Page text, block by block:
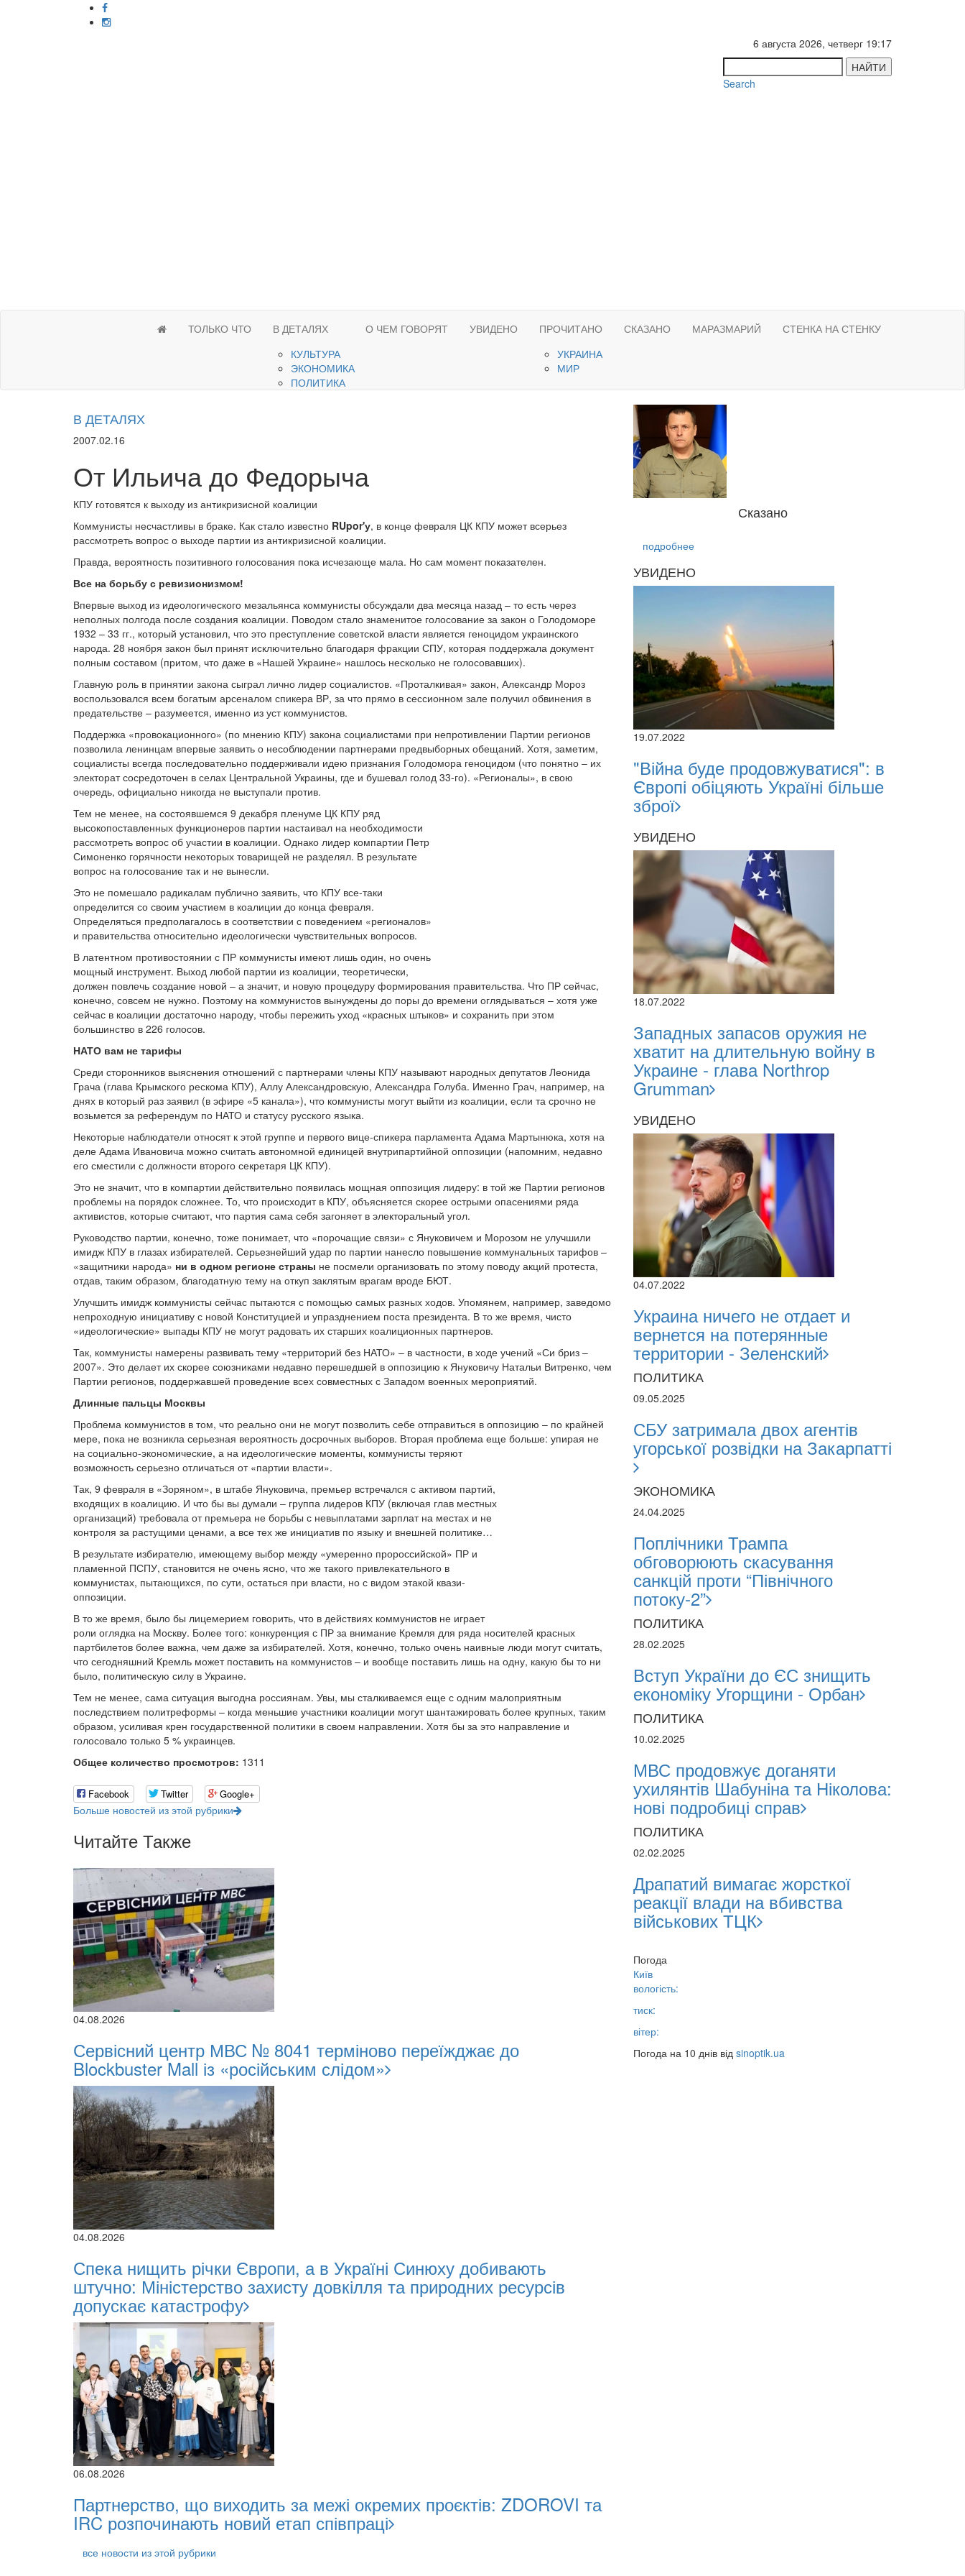
6 августа 2026, четверг 19:17
НАЙТИ
Search
ТОЛЬКО ЧТО
В ДЕТАЛЯХ
КУЛЬТУРА
ЭКОНОМИКА
ПОЛИТИКА
О ЧЕМ ГОВОРЯТ УВИДЕНО
ПРОЧИТАНО
УКРАИНА
МИР
СКАЗАНО МАРАЗМАРИЙ СТЕНКА НА СТЕНКУ
В ДЕТАЛЯХ
2007.02.16
От Ильича до Федорыча
КПУ готовятся к выходу из антикризисной коалиции
Коммунисты несчастливы в браке. Как стало известно RUpor'у, в конце февраля ЦК КПУ может всерьез
рассмотреть вопрос о выходе партии из антикризисной коалиции.
Правда, вероятность позитивного голосования пока исчезающе мала. Но сам момент показателен.
Все на борьбу с ревизионизмом!
Впервые выход из идеологического мезальянса коммунисты обсуждали два месяца назад – то есть через
неполных полгода после создания коалиции. Поводом стало знаменитое голосование за закон о Голодоморе
1932 – 33 гг., который установил, что это преступление советской власти является геноцидом украинского
народа. 28 ноября закон был принят исключительно благодаря фракции СПУ, которая поддержала документ
полным составом (притом, что даже в «Нашей Украине» нашлось несколько не голосовавших).
Главную роль в принятии закона сыграл лично лидер социалистов. «Проталкивая» закон, Александр Мороз
воспользовался всем богатым арсеналом спикера ВР, за что прямо в сессионном зале получил обвинения в
предательстве – разумеется, именно из уст коммунистов.
Поддержка «провокационного» (по мнению КПУ) закона социалистами при непротивлении Партии регионов
позволила ленинцам впервые заявить о несоблюдении партнерами предвыборных обещаний. Хотя, заметим,
социалисты всегда последовательно поддерживали идею признания Голодомора геноцидом (что понятно – их
электорат сосредоточен в селах Центральной Украины, где и бушевал голод 33-го). «Регионалы», в свою
очередь, официально никогда не выступали против.
Тем не менее, на состоявшемся 9 декабря пленуме ЦК КПУ ряд
высокопоставленных функционеров партии настаивал на необходимости
рассмотреть вопрос об участии в коалиции. Однако лидер компартии Петр
Симоненко горячности некоторых товарищей не разделял. В результате
вопрос на голосование так и не вынесли.
Это не помешало радикалам публично заявить, что КПУ все-таки
определится со своим участием в коалиции до конца февраля.
Определяться предполагалось в соответствии с поведением «регионалов»
и правительства относительно идеологически чувствительных вопросов.
В латентном противостоянии с ПР коммунисты имеют лишь один, но очень
мощный инструмент. Выход любой партии из коалиции, теоретически,
должен повлечь создание новой – а значит, и новую процедуру формирования правительства. Что ПР сейчас,
конечно, совсем не нужно. Поэтому на коммунистов вынуждены до поры до времени оглядываться – хотя уже
сейчас в коалиции достаточно народу, чтобы пережить уход «красных штыков» и сохранить при этом
большинство в 226 голосов.
НАТО вам не тарифы
Среди сторонников выяснения отношений с партнерами члены КПУ называют народных депутатов Леонида
Грача (глава Крымского рескома КПУ), Аллу Александровскую, Александра Голуба. Именно Грач, например, на
днях в который раз заявил (в эфире «5 канала»), что коммунисты могут выйти из коалиции, если та срочно не
возьмется за референдум по НАТО и статусу русского языка.
Некоторые наблюдатели относят к этой группе и первого вице-спикера парламента Адама Мартынюка, хотя на
деле Адама Ивановича можно считать автономной единицей внутрипартийной оппозиции (напомним, недавно
его сместили с должности второго секретаря ЦК КПУ).
Это не значит, что в компартии действительно появилась мощная оппозиция лидеру: в той же Партии регионов
проблемы на порядок сложнее. То, что происходит в КПУ, объясняется скорее острыми опасениями ряда
активистов, которые считают, что партия сама себя загоняет в электоральный угол.
Руководство партии, конечно, тоже понимает, что «порочащие связи» с Януковичем и Морозом не улучшили
имидж КПУ в глазах избирателей. Серьезнейший удар по партии нанесло повышение коммунальных тарифов –
«защитники народа» ни в одном регионе страны не посмели организовать по этому поводу акций протеста,
отдав, таким образом, благодатную тему на откуп заклятым врагам вроде БЮТ.
Улучшить имидж коммунисты сейчас пытаются с помощью самых разных ходов. Упомянем, например, заведомо
непроходную инициативу с новой Конституцией и упразднением поста президента. В то же время, чисто
«идеологические» выпады КПУ не могут радовать их старших коалиционных партнеров.
Так, коммунисты намерены развивать тему «территорий без НАТО» – в частности, в ходе учений «Си бриз –
2007». Это делает их скорее союзниками недавно перешедшей в оппозицию к Януковичу Натальи Витренко, чем
Партии регионов, поддержавшей проведение всех совместных с Западом военных мероприятий.
Длинные пальцы Москвы
Проблема коммунистов в том, что реально они не могут позволить себе отправиться в оппозицию – по крайней
мере, пока не возникла серьезная вероятность досрочных выборов. Вторая проблема еще больше: упирая не
на социально-экономические, а на идеологические моменты, коммунисты теряют
возможность серьезно отличаться от «партии власти».
Так, 9 февраля в «Зоряном», в штабе Януковича, премьер встречался с активом партий,
входящих в коалицию. И что бы вы думали – группа лидеров КПУ (включая глав местных
организаций) требовала от премьера не борьбы с невыплатами зарплат на местах и не
контроля за растущими ценами, а все тех же инициатив по языку и внешней политике…
В результате избирателю, имеющему выбор между «умеренно пророссийской» ПР и
пламенной ПСПУ, становится не очень ясно, что же такого привлекательного в
коммунистах, пытающихся, по сути, остаться при власти, но с видом этакой квази-
оппозиции.
В то же время, было бы лицемерием говорить, что в действиях коммунистов не играет
роли оглядка на Москву. Более того: конкуренция с ПР за внимание Кремля для ряда носителей красных
партбилетов более важна, чем даже за избирателей. Хотя, конечно, только очень наивные люди могут считать,
что сегодняшний Кремль может поставить на коммунистов – и вообще поставить лишь на одну, какую бы то ни
было, политическую силу в Украине.
Тем не менее, сама ситуация выгодна россиянам. Увы, мы сталкиваемся еще с одним малоприятным
последствием политреформы – когда меньшие участники коалиции могут шантажировать более крупных, таким
образом, усиливая крен государственной политики в своем направлении. Хотя бы за это направление и
голосовало только 5 % украинцев.
Общее количество просмотров: 1311
Facebook Twitter Google+
Больше новостей из этой рубрики
Читайте Также
04.08.2026
Сервісний центр МВС № 8041 терміново переїжджає до
Blockbuster Mall із «російським слідом»
04.08.2026
Спека нищить річки Європи, а в Україні Синюху добивають
штучно: Міністерство захисту довкілля та природних ресурсів
допускає катастрофу
06.08.2026
Партнерство, що виходить за межі окремих проєктів: ZDOROVI та
IRC розпочинають новий етап співпраці
все новости из этой рубрики
Сказано
подробнее
УВИДЕНО
19.07.2022
"Війна буде продовжуватися": в
Європі обіцяють Україні більше
зброї
УВИДЕНО
18.07.2022
Западных запасов оружия не
хватит на длительную войну в
Украине - глава Northrop
Grumman
УВИДЕНО
04.07.2022
Украина ничего не отдает и
вернется на потерянные
территории - Зеленский
ПОЛИТИКА
09.05.2025
СБУ затримала двох агентів
угорської розвідки на Закарпатті
ЭКОНОМИКА
24.04.2025
Поплічники Трампа
обговорюють скасування
санкцій проти “Північного
потоку-2”
ПОЛИТИКА
28.02.2025
Вступ України до ЄС знищить
економіку Угорщини - Орбан
ПОЛИТИКА
10.02.2025
МВС продовжує доганяти
ухилянтів Шабуніна та Ніколова:
нові подробиці справ
ПОЛИТИКА
02.02.2025
Драпатий вимагає жорсткої
реакції влади на вбивства
військових ТЦК
Погода
Київ
вологість:
тиск:
вітер:
Погода на 10 днів від sinoptik.ua